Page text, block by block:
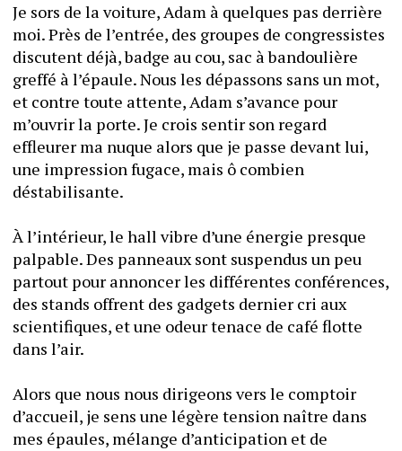
Je sors de la voiture, Adam à quelques pas derrière
moi. Près de l’entrée, des groupes de congressistes
discutent déjà, badge au cou, sac à bandoulière
greffé à l’épaule. Nous les dépassons sans un mot,
et contre toute attente, Adam s’avance pour
m’ouvrir la porte. Je crois sentir son regard
effleurer ma nuque alors que je passe devant lui,
une impression fugace, mais ô combien
À l’intérieur, le hall vibre d’une énergie presque
palpable. Des panneaux sont suspendus un peu
partout pour annoncer les différentes conférences,
des stands offrent des gadgets dernier cri aux
scientifiques, et une odeur tenace de café flotte
dans l’air.
Alors que nous nous dirigeons vers le comptoir
d’accueil, je sens une légère tension naître dans
mes épaules, mélange d’anticipation et de